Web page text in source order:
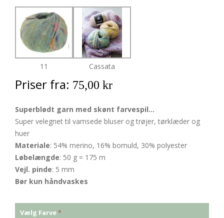
11 Cassata
Priser fra: 75,00 kr
Superblødt garn med skønt farvespil...
Super velegnet til vamsede bluser og trøjer, tørklæder og
huer
Materiale: 54% merino, 16% bomuld, 30% polyester
Løbelængde: 50 g = 175 m
Vejl. pinde: 5 mm
Bør kun håndvaskes
Vælg Farve